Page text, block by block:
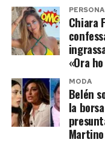
Post Views: 186
esprime idee
considerate
sostenendo di
questa scelta.
Le
Negli ultimi anni
ribadito di non
Chiara
«Ora
MODA
Belén
la
Martino